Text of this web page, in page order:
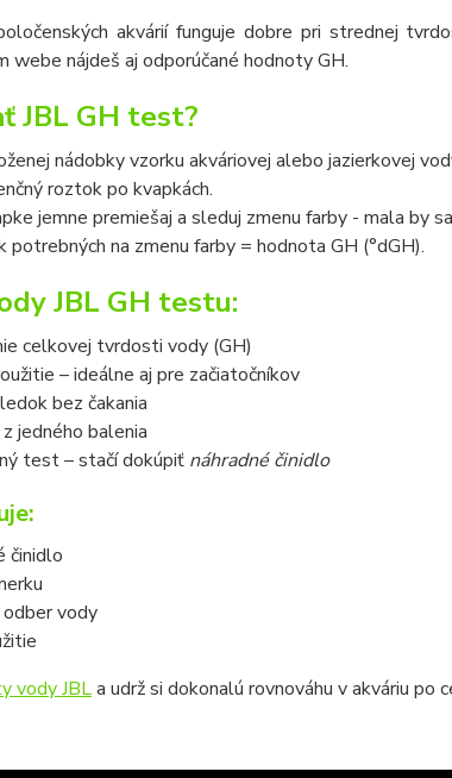
akvárií funguje dobre pri strednej
webe nájdeš aj odporúčané hodnoty GH.
JBL GH test?
nádobky vzorku akváriovej alebo jazierkovej
roztok po kvapkách.
jemne premiešaj a sleduj zmenu farby - mala by
potrebných na zmenu farby = hodnota GH (°dGH).
JBL GH testu:
celkovej tvrdosti vody (GH)
– ideálne aj pre začiatočníkov
bez čakania
jedného balenia
test – stačí dokúpiť náhradné činidlo
činidlo
vody
vody JBLa udrž si dokonalú rovnováhu v akváriu po